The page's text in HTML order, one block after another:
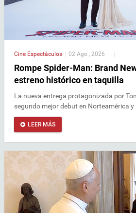
Cine Espectáculos | 02 Ago , 2026 | |
Rompe Spider-Man: Brand
estreno histórico en taquilla
La nueva entrega protagonizada por
segundo mejor debut en Norteamérica
LEER MÁS